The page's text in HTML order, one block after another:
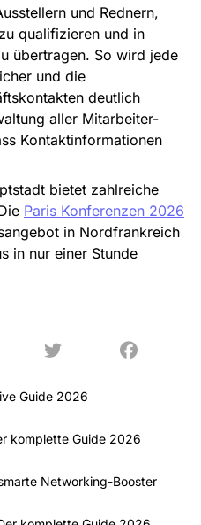
und Rednern,
qualifizieren und in
übertragen. So wird jede
und die
deutlich
aller Mitarbeiter-
Kontaktinformationen
bietet zahlreiche
Paris Konferenzen 2026
in Nordfrankreich
in nur einer Stunde
Guide 2026
komplette Guide 2026
Networking-Booster